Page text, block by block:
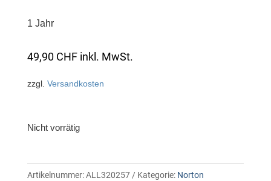
1 Jahr
49,90 CHF inkl. MwSt.
zzgl. Versandkosten
Nicht vorrätig
Artikelnummer:ALL320257 Kategorie: Norton